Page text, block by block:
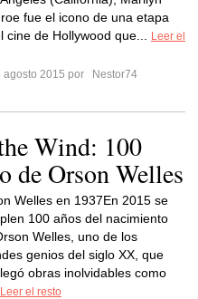
fue el icono de una etapa
cine de Hollywood que...
Leer el
agosto 2015 por
Nestor74
Wind: 100
de Orson Welles
Welles en 1937En 2015 se
100 años del nacimiento
Welles, uno de los
genios del siglo XX, que
obras inolvidables como
Leer el resto